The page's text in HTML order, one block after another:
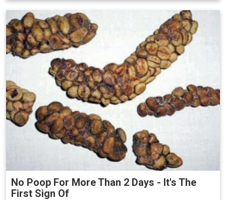
No Poop For More Than 2 Days - It's The
First Sign Of